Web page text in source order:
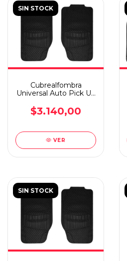
SIN STOCK
Cubrealfombra
Universal Auto Pick Up
$3.140,00
VER
SIN STOCK